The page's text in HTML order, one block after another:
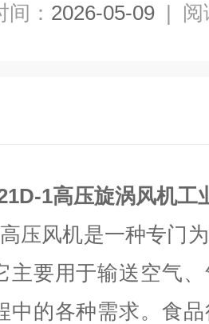
： 2026-05-09 | 阅
1高压旋涡风机工
压风机是一种专门
主要用于输送空气
中的各种需求。食